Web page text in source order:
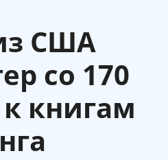
США
со 170
книгам